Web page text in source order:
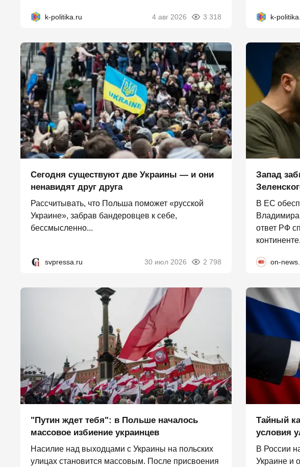
k-politika.ru 4 авг 2026 3 318 k-
Сегодня существуют две Украины — и они
ненавидят друг друга
Рассчитывать, что Польша поможет «русской
Украине», забрав бандеровцев к себе,
бессмысленно...
svpressa.ru 30 июл 2026 2 798
Запад
В ЕС
Владимира
ответ РФ
on-
"Путин ждет тебя": в Польше началось
массовое избиение украинцев
Насилие над выходцами с Украины на польских
улицах становится массовым. После присвоения
Тайный
условия
В России
Украине и